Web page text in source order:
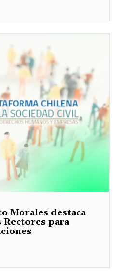
Morales destaca
para